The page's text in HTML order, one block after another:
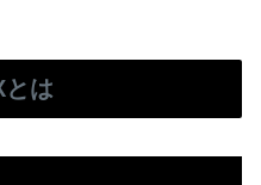
とは